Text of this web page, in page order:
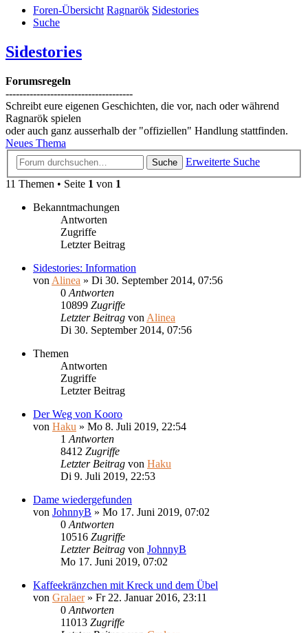
Foren-Übersicht Ragnarök Sidestories
Suche
Sidestories
Forumsregeln
-------------------------------------
Schreibt eure eigenen Geschichten, die vor, nach oder während
Ragnarök spielen
oder auch ganz ausserhalb der "offiziellen" Handlung stattfinden.
Neues Thema
Suche
Erweiterte Suche
11 Themen • Seite 1 von 1
Bekanntmachungen
Antworten
Zugriffe
Letzter Beitrag
Sidestories: Information
von Alinea » Di 30. September 2014, 07:56
0 Antworten
10899 Zugriffe
Letzter Beitrag von Alinea
Di 30. September 2014, 07:56
Themen
Antworten
Zugriffe
Letzter Beitrag
Der Weg von Kooro
von Haku » Mo 8. Juli 2019, 22:54
1 Antworten
8412 Zugriffe
Letzter Beitrag von Haku
Di 9. Juli 2019, 22:53
Dame wiedergefunden
von JohnnyB » Mo 17. Juni 2019, 07:02
0 Antworten
10516 Zugriffe
Letzter Beitrag von JohnnyB
Mo 17. Juni 2019, 07:02
Kaffeekränzchen mit Kreck und dem Übel
von Gralaer» Fr 22. Januar 2016, 23:11
0 Antworten
11013 Zugriffe